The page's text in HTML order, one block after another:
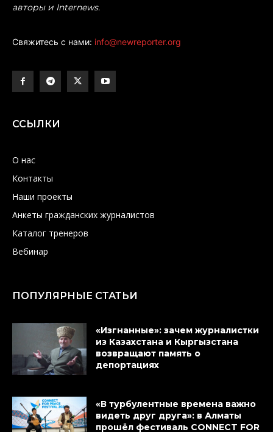
авторы и Internews.
Свяжитесь с нами: info@newreporter.org
ССЫЛКИ
О нас
Контакты
Наши проекты
Анкеты гражданских журналистов
Каталог тренеров
Вебинар
ПОПУЛЯРНЫЕ СТАТЬИ
«Изгнанные»: зачем журналистки
из Казахстана и Кыргызстана
возвращают память о
депортациях
«В турбулентные времена важно
видеть друг друга»: в Алматы
прошёл фестиваль CONNECT FOR